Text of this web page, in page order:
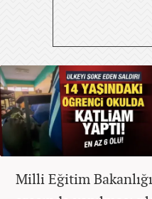
Milli Eğitim